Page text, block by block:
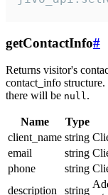
getContactInfo#
Returns visitor's
contact_info
there will be null.
Name Type
client_name string
email
string
phone
string
description
string